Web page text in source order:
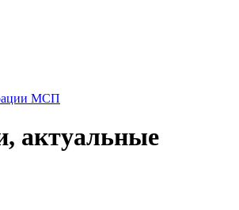
МСП
актуальные